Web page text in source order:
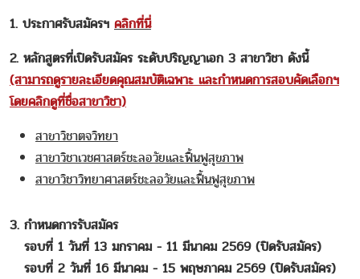
1. ประกาศรับสมัครฯ คลิกที่นี่
2. หลักสูตรที่เปิดรับสมัคร ระดับปริญญาเอก 3 สาขาวิชา ดังนี้
(สามารถดูรายละเอียดคุณสมบัติเฉพาะ และกำหนดการสอบคัดเลือกฯ
โดยคลิกดูที่ชื่อสาขาวิชา)
สาขาวิชาตจวิทยา
สาขาวิชาเวชศาสตร์ชะลอวัยและฟื้นฟูสุขภาพ
สาขาวิชาวิทยาศาสตร์ชะลอวัยและฟื้นฟูสุขภาพ
3. กำหนดการรับสมัคร
รอบที่ 1 วันที่ 13 มกราคม - 11 มีนาคม 2569 (ปิดรับสมัคร)
รอบที่ 2 วันที่ 16 มีนาคม - 15 พฤษภาคม 2569 (ปิดรับสมัคร)